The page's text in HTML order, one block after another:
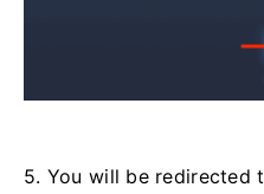
5. You will be redirected